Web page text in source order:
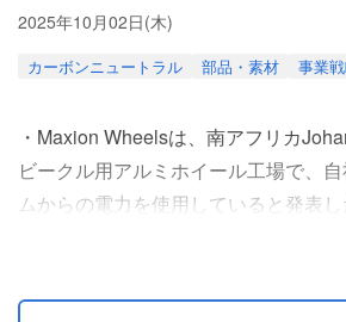
2025年10月02日(木)
カーボンニュートラル 部品・素材 事業
・Maxion Wheelsは、南アフリカ
ビークル用アルミホイール工場で、
ムからの電力を使用していると発表し
のソーラープログラムで、2040年ま